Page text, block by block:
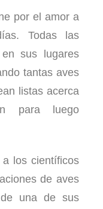
por el amor a
Todas las
sus lugares
tantas aves
listas acerca
para luego
a los científicos
de aves
una de sus